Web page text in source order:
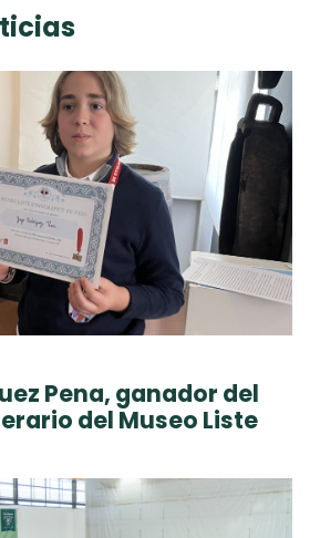
Pena, ganador del
del Museo Liste